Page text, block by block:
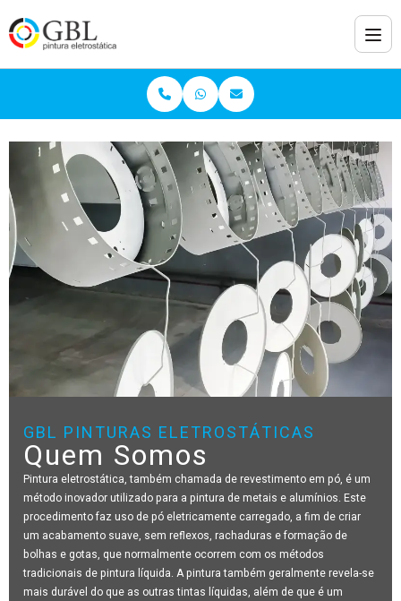
GBL PINTURAS ELETROSTÁTICAS
Quem Somos
Pintura eletrostática, também chamada de revestimento em pó, é um
método inovador utilizado para a pintura de metais e alumínios. Este
procedimento faz uso de pó eletricamente carregado, a fim de criar
um acabamento suave, sem reflexos, rachaduras e formação de
bolhas e gotas, que normalmente ocorrem com os métodos
tradicionais de pintura líquida. A pintura também geralmente revela-se
mais durável do que as outras tintas líquidas, além de que é um